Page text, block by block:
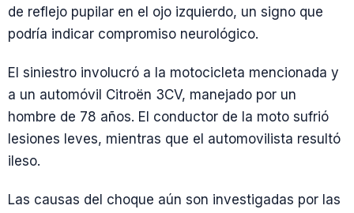
de reflejo pupilar en el ojo izquierdo, un signo que
podría indicar compromiso neurológico.
El siniestro involucró a la motocicleta mencionada y
a un automóvil Citroën 3CV, manejado por un
hombre de 78 años. El conductor de la moto sufrió
lesiones leves, mientras que el automovilista resultó
ileso.
Las causas del choque aún son investigadas por las